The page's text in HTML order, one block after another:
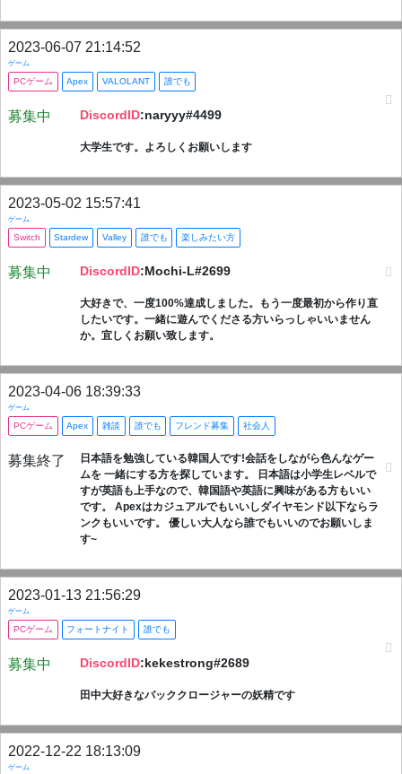
2023-06-07 21:14:52
ゲーム
PCゲーム Apex VALOLANT 誰でも
募集中 DiscordID:naryyy#4499
大学生です。よろしくお願いします
2023-05-02 15:57:41
ゲーム
Switch Stardew Valley 誰でも 楽しみたい方
募集中 DiscordID:Mochi-L#2699
大好きで、一度100%達成しました。もう一度最初から作り直
したいです。一緒に遊んでくださる方いらっしゃいいません
か。宜しくお願い致します。
2023-04-06 18:39:33
ゲーム
PCゲーム Apex 雑談 誰でも フレンド募集 社会人
募集終了
日本語を勉強している韓国人です!会話をしながら色んなゲー
ムを 一緒にする方を探しています。 日本語は小学生レベルで
すが英語も上手なので、韓国語や英語に興味がある方もいい
です。 Apexはカジュアルでもいいしダイヤモンド以下ならラ
ンクもいいです。 優しい大人なら誰でもいいのでお願いしま
す~
2023-01-13 21:56:29
ゲーム
PCゲーム フォートナイト 誰でも
募集中 DiscordID:kekestrong#2689
田中大好きなバッククロージャーの妖精です
2022-12-22 18:13:09
ゲーム